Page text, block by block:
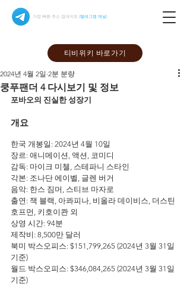
가장 빠른 주소 업데이트 (텔레그램 채널)
티비위키 바로가기
쿵푸팬더 4 다시보기 및 정보
2024년 4월 2일 2분 분량
포바오의 진실한 성장기
개요
한국 개봉일: 2024년 4월 10일
장르: 애니메이션, 액션, 코미디
감독: 마이크 미첼, 스테파니 스타인
각본: 조나단 에이벨, 글렌 버거
음악: 한스 짐머, 스티브 마자로
출연: 잭 블랙, 아콰피나, 비올라 데이비스, 더스틴
호프먼, 키호이콴 외
상영 시간: 94분
제작비: 8,500만 달러
북미 박스오피스: $151,799,265 (2024년 3월 31일
기준)
월드 박스오피스: $346,084,265 (2024년 3월 31일
기준)